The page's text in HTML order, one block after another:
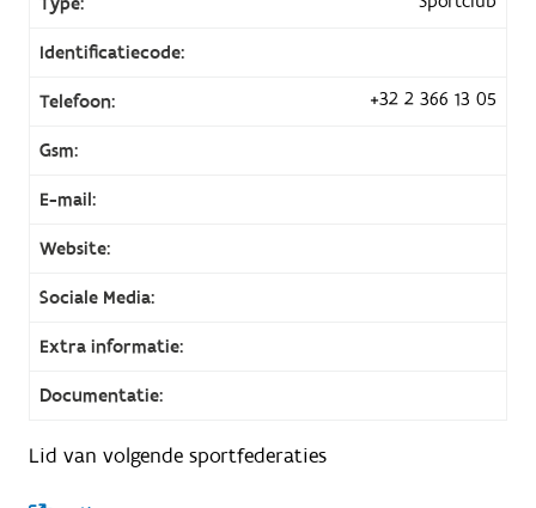
Identificatiecode:
Telefoon: +32 2 366 13 05
Gsm:
E-mail:
Website:
Sociale Media:
Extra informatie:
Documentatie:
Lid van volgende sportfederaties